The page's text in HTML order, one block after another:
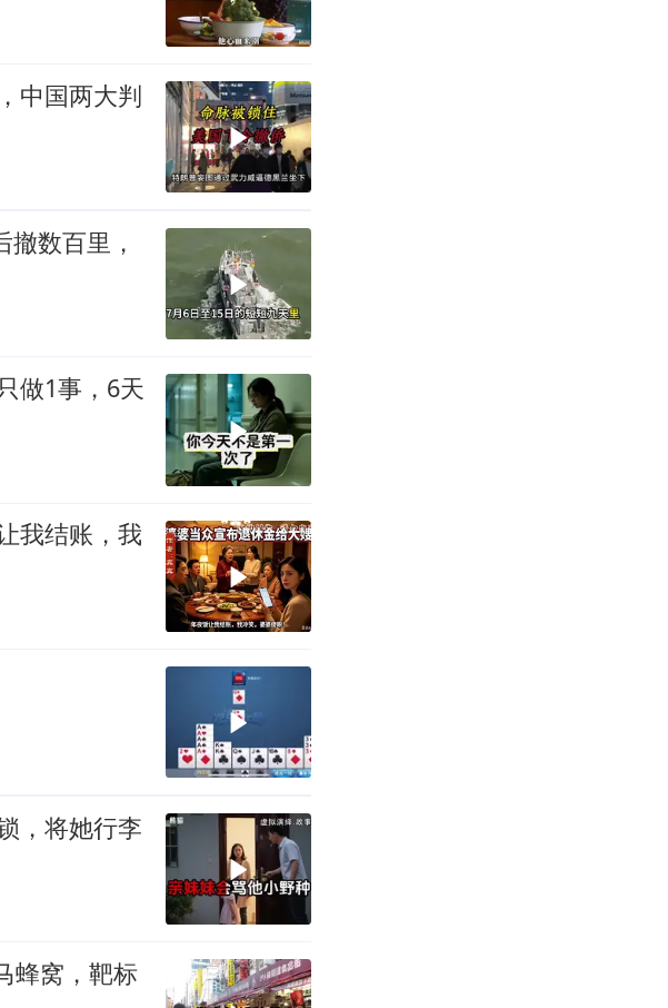
中国两大判
数百里，
做1事，6天
我结账，我
，将她行李
蜂窝，靶标